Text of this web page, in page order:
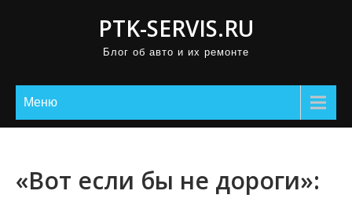
PTK-SERVIS.RU
Блог об авто и их ремонте
Меню
«Вот если бы не дороги»: